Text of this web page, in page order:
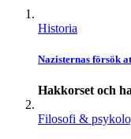
Historia
Nazisternas försök
Hakkorset och
Filosofi &